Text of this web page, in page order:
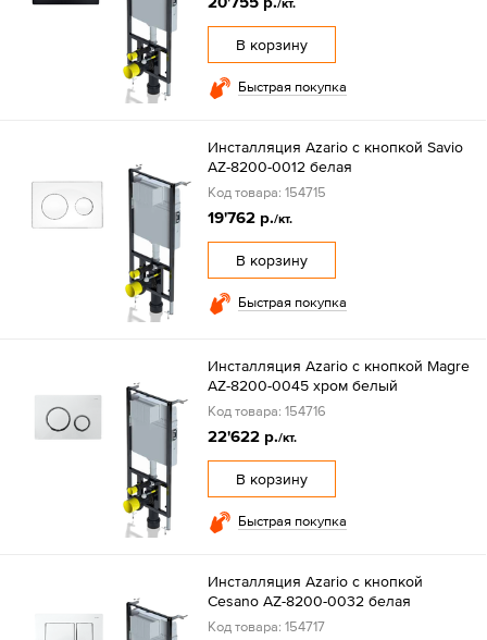
/кт.
В корзину
Быстрая покупка
Инсталляция Azario с кнопкой Savio
AZ-8200-0012 белая
Код товара: 154715
19'762 р./кт.
В корзину
Быстрая покупка
Инсталляция Azario с кнопкой Magre
AZ-8200-0045 хром белый
Код товара: 154716
22'622 р./кт.
В корзину
Быстрая покупка
Инсталляция Azario с кнопкой
Cesano AZ-8200-0032 белая
Код товара: 154717